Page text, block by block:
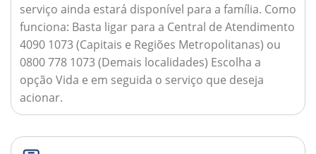
serviço ainda estará disponível para a família. Como
funciona: Basta ligar para a Central de Atendimento
4090 1073 (Capitais e Regiões Metropolitanas) ou
0800 778 1073 (Demais localidades) Escolha a
opção Vida e em seguida o serviço que deseja
acionar.